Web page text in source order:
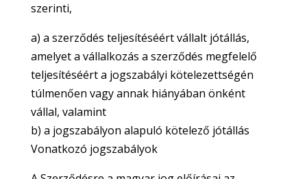
szerinti,
a) a szerződés teljesítéséért vállalt jótállás,
amelyet a vállalkozás a szerződés megfelelő
teljesítéséért a jogszabályi kötelezettségén
túlmenően vagy annak hiányában önként
vállal, valamint
b) a jogszabályon alapuló kötelező jótállás
Vonatkozó jogszabályok